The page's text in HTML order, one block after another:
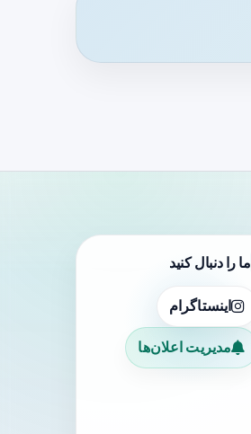
ما را دنبال کنید
اینستاگرام
مدیریت اعلان‌ها